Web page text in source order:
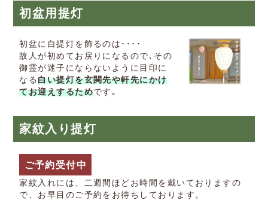
初盆用提灯
初盆に白提灯を飾るのは････
故人が初めてお戻りになるので､その
御霊が迷子にならないように目印に
なる白い提灯を玄関先や軒先にかけ
てお迎えするためです｡
家紋入り提灯
ご予約受付中
家紋入れには、二週間ほどお時間を戴いておりますの
で、お早目のご予約をお待ちしております。